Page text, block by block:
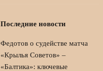
Последние новости
Федотов о судействе матча
«Крылья Советов» –
«Балтика»: ключевые